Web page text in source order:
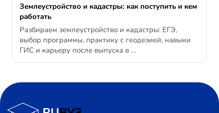
Землеустройство и кадастры: как поступить и кем
работать
Разбираем землеустройство и кадастры: ЕГЭ,
выбор программы, практику с геодезией, навыки
ГИС и карьеру после выпуска в …